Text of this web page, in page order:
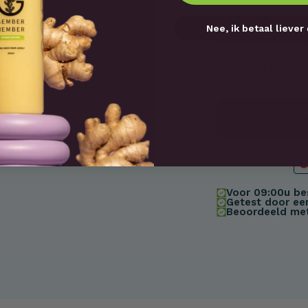
Voor 09:00u
Getest door
Beoordeeld
Nee, ik betaal liever